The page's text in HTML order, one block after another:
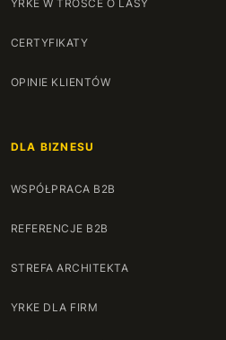
YRKE W TROSCE O LASY
CERTYFIKATY
OPINIE KLIENTÓW
DLA BIZNESU
WSPÓŁPRACA B2B
REFERENCJE B2B
STREFA ARCHITEKTA
YRKE DLA FIRM